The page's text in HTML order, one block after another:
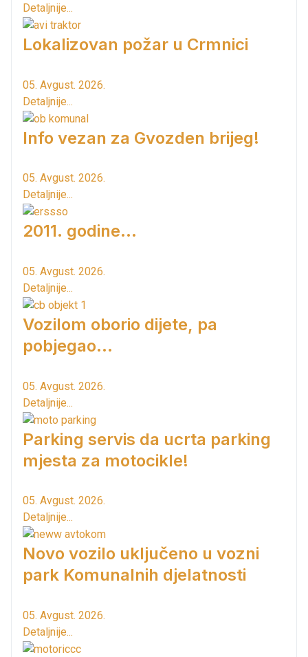
Detaljnije...
Lokalizovan požar u Crmnici
05. Avgust. 2026.
Detaljnije...
Info vezan za Gvozden brijeg!
05. Avgust. 2026.
Detaljnije...
2011. godine...
05. Avgust. 2026.
Detaljnije...
Vozilom oborio dijete, pa
pobjegao...
05. Avgust. 2026.
Detaljnije...
Parking servis da ucrta parking
mjesta za motocikle!
05. Avgust. 2026.
Detaljnije...
Novo vozilo uključeno u vozni
park Komunalnih djelatnosti
05. Avgust. 2026.
Detaljnije...